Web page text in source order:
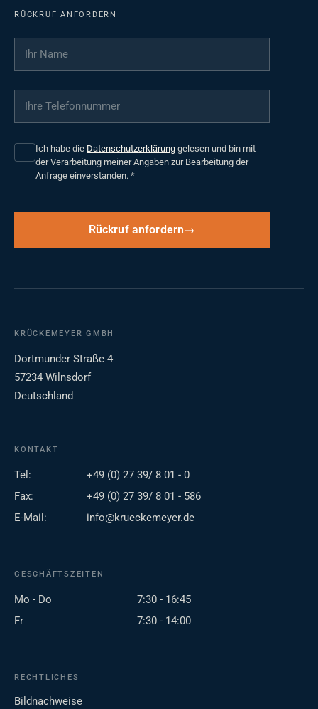
RÜCKRUF ANFORDERN
Ihr Name
Ihre Telefonnummer
Ich habe die Datenschutzerklärung gelesen und bin mit
der Verarbeitung meiner Angaben zur Bearbeitung der
Anfrage einverstanden. *
Rückruf anfordern
KRÜCKEMEYER GMBH
Dortmunder Straße 4
57234 Wilnsdorf
Deutschland
KONTAKT
Tel:
+49 (0) 27 39/ 8 01 - 0
Fax:
+49 (0) 27 39/ 8 01 - 586
E-Mail:
info@krueckemeyer.de
GESCHÄFTSZEITEN
Mo - Do
7:30 - 16:45
Fr
7:30 - 14:00
RECHTLICHES
Bildnachweise